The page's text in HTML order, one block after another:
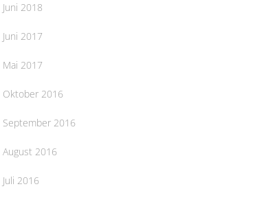
Juni 2018
Juni 2017
Mai 2017
Oktober 2016
September 2016
August 2016
Juli 2016